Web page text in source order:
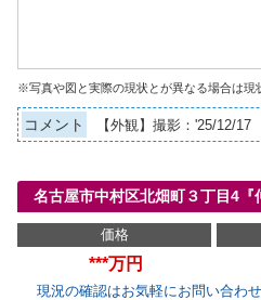
※写真や図と実際の現状とが異なる場合は現
コメント 【外観】撮影：'25/12/17
名古屋市中村区北畑町３丁目4
価格
***万円
現況の確認はお気軽にお問い合わせ